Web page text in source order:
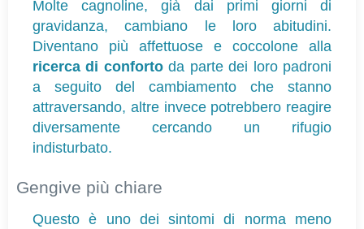
Molte cagnoline, già dai primi giorni di
gravidanza, cambiano le loro abitudini.
ricerca di conforto da parte dei loro padroni
a seguito del cambiamento che stanno
attraversando, altre invece potrebbero reagire
diversamente cercando un rifugio
indisturbato.
Gengive più chiare
Questo è uno dei sintomi di norma meno